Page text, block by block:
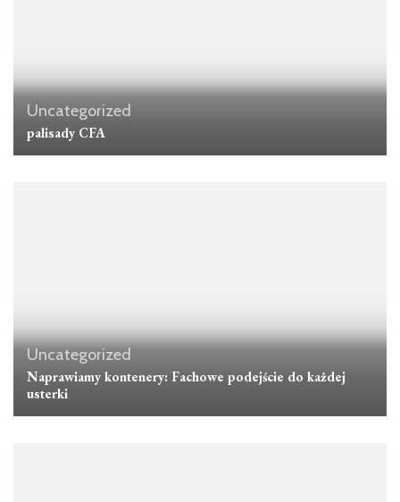
Uncategorized
palisady CFA
Uncategorized
Naprawiamy kontenery: Fachowe podejście do każdej
usterki